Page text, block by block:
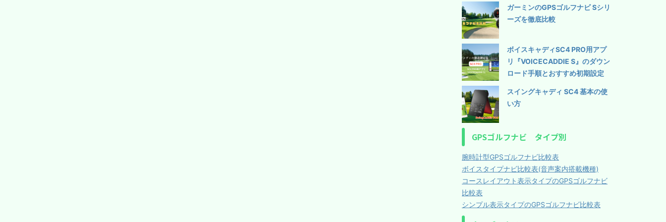
ガーミンのGPSゴルフナビ Sシリ
ーズを徹底比較
ボイスキャディSC4 PRO用アプ
リ『VOICECADDIE S』のダウン
ロード手順とおすすめ初期設定
スイングキャディ SC4 基本の使
い方
GPSゴルフナビ タイプ別
腕時計型GPSゴルフナビ比較表
ボイスタイプナビ比較表(音声案内搭載機種)
コースレイアウト表示タイプのGPSゴルフナビ
比較表
シンプル表示タイプのGPSゴルフナビ比較表